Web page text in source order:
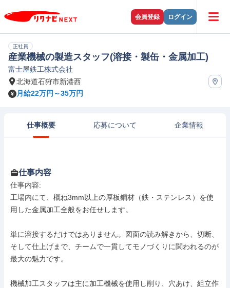
会員登録 ログイン
正社員
産業機械の製造スタッフ(溶接・製缶・金属加工)
富士屋鉄工株式会社
北海道石狩市新港西
月給22万円～35万円
仕事概要 応募について 企業情報
仕事内容
仕事内容:
工場内にて、概ね3mm以上の厚板鋼材（鉄・ステンレス）を使
用した金属加工全般をお任せします。
単に溶接するだけではありません。図面の読み解きから、切断、
そして仕上げまで、チームで一貫してモノづくりに関われるのが
最大の魅力です。
機械加工スタッフは主に加工機械を使用し削り、穴あけ、組立作